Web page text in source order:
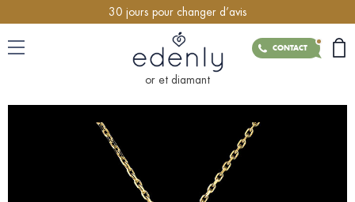
30 jours pour changer d’avis
CONTACT
or et diamant